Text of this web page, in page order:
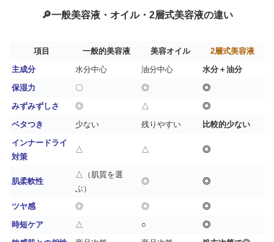
🔎一般美容液・オイル・2層式美容液の違い
項目 一般的美容液 美容オイル
2層式美容液
主成分
水分中心 油分中心
水分＋油分
保湿力
〇 ◎
◎
みずみずしさ
◎ △
◎
ベタつき
少ない 残りやすい
比較的少ない
インナードライ
対策
△ △ ◎
肌柔軟性
△（肌質を選
ぶ）
◎ ◎
ツヤ感 ◎ ◎
◎
時短ケア
△ ○
◎